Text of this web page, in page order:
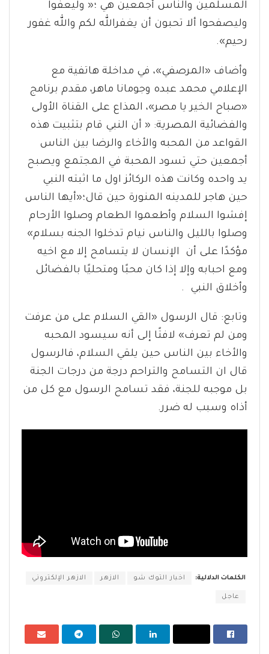
المسلمين والناس أجمعين هي ؛« وليعفوا
وليصفحوا ألا تحبون أن يغفرالله لكم والله غفور
رحيم».
وأضاف «المرصفي»، في مداخلة هاتفية مع
الإعلامي محمد عبده وجومانا ماهر، مقدم برنامج
«صباح الخير يا مصر»، المذاع على القناة الأولى
والفضائية المصرية: « أن النبي قام بتثبيت هذه
القواعد من المحبه والأخاء والرضا بين الناس
أجمعين حتي تسود المحبة في المجتمع ويصبح
يد واحده وكانت هذه الركائز اول ما اثبته النبي
حين هاجر للمدينه المنورة حين قال؛«أيها الناس
إفشوا السلام وأطعموا الطعام وصلوا الأرحام
وصلوا بالليل والناس نيام تدخلوا الجنه بسلام»
مؤكدًا على أن الإنسان لا يتسامح إلا مع اخيه
ومع احبابه وإلا إذا كان محبًا ومتحليًا بالفضائل
وأخلاق النبي .
وتابع: قال الرسول «القي السلام على من عرفت
ومن لم تعرف» لافتًا إلى أنه سيسود المحبه
والأخاء بين الناس حين يلقي السلام، فالرسول
قال ان التسامح والتراحم درجة من درجات الجنة
بل موجبه للجنة، فقد تسامح الرسول مع كل من
أذاه وسبب له ضرر.
الكلمات الدلالية: اخبار التوك شو الازهر الازهر الإلكتروني
عاجل